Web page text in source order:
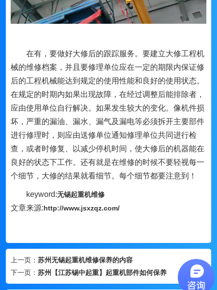
在有，要做好大修后的跟踪服务。要建立大修工程机
械的维修档案，并且要修理单位应在一定的期限内保证修
后的工程机械能达到规定的使用性能和良好的使用状态。
在规定的时期内如果出现故障，在经过调整后能排除者，
应由使用单位自行解决。如果发生较大的变化。像机件损
坏，严重的漏油、漏水、漏气及漏电等必须拆开主要部件
进行修理时，则应由送修单位通知修理单位共同进行检
查，或者时修复、以减少停机时间，使大修后的机器能在
良好的状态下工作。还有就是在维修的时候不要轻视每一
个细节，大修的结果就看细节。每个细节都要注意到！
keyword:无锡起重机维修
文章来源:http://www.jsxzqz.com/
上一页： 苏州无锡起重机维修保养的内容
下一页： 苏州【江苏锡中起重】起重机部件如何保养